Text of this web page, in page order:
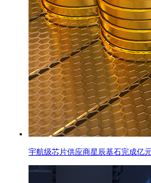
宇航级芯片供应商星辰基石完成亿